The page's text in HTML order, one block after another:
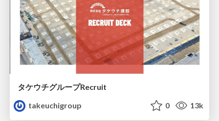
タケウチグループRecruit
takeuchigroup
0 13k